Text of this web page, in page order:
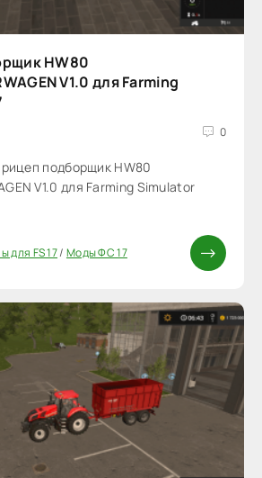
HW80
V1.0 для Farming
0
подборщик HW80
V1.0 для Farming Simulator
для FS 17/ Моды ФС 17